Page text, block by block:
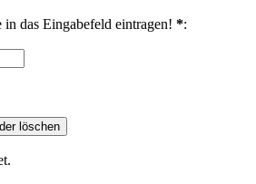
das Eingabefeld eintragen! *: